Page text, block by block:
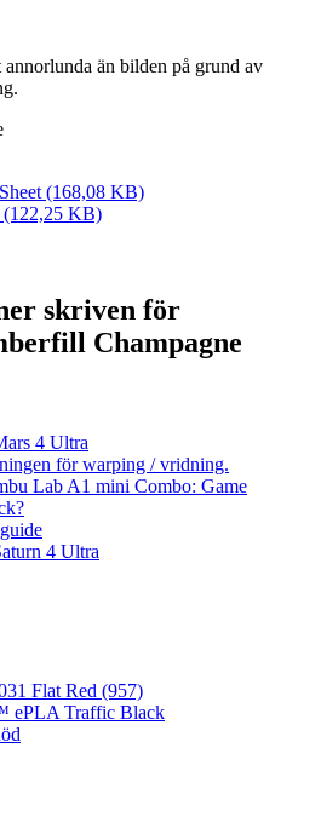
än bilden på grund av
(168,08 KB)
(122,25 KB)
skriven för
Champagne
4 Ultra
för warping / vridning.
Lab A1 mini Combo: Game
4 Ultra
Flat Red (957)
ePLA Traffic Black